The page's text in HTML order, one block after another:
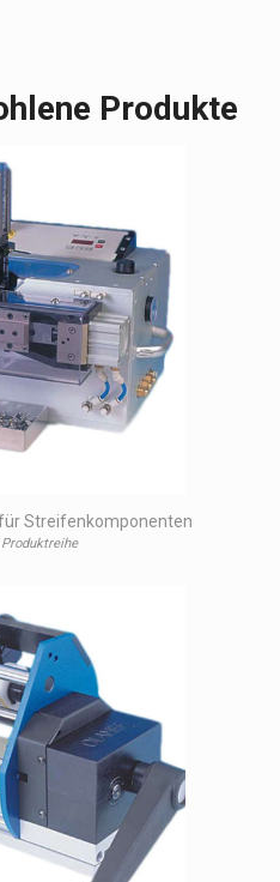
Produkte
Streifenkomponenten
Produktreihe